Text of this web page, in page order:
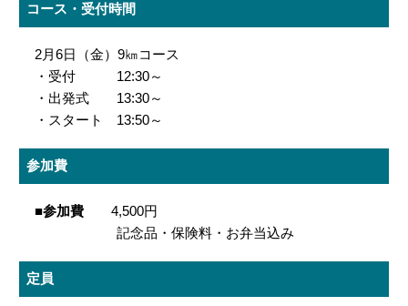
コース・受付時間
2月6日（金）9㎞コース
・受付 12:30～
・出発式 13:30～
・スタート 13:50～
参加費
■参加費4,500円
記念品・保険料・お弁当込み
定員